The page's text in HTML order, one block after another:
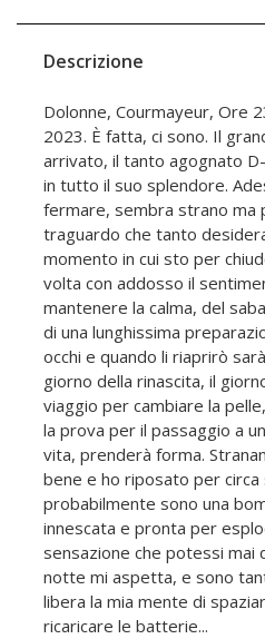
Descrizione
Dolonne, Courmayeur, Ore
2023. È fatta, ci sono. Il
arrivato, il tanto agognato
in tutto il suo splendore.
fermare, sembra strano ma
traguardo che tanto
momento in cui sto per
volta con addosso il
mantenere la calma, del
di una lunghissima
occhi e quando li riaprirò
giorno della rinascita, il
viaggio per cambiare la
la prova per il passaggio a
vita, prenderà forma.
bene e ho riposato per
probabilmente sono una
innescata e pronta per
sensazione che potessi mai
notte mi aspetta, e sono
libera la mia mente di
ricaricare le batterie...